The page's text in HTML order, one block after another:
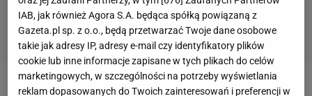
- Muszę cię poinformować synku, że twój ojciec w
IAB, jak również Agora S.A. będąca spółką powiązaną z
Gazeta.pl sp. z o.o., będą przetwarzać Twoje dane osobowe
takie jak adresy IP, adresy e-mail czy identyfikatory plików
cookie lub inne informacje zapisane w tych plikach do celów
marketingowych, w szczególności na potrzeby wyświetlania
reklam dopasowanych do Twoich zainteresowań i preferencji w